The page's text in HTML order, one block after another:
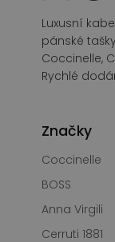
Luxusní
pánské
Coccinelle,
Rychlé
Značky
Coccinelle
BOSS
Anna Virgili
Cerruti 1881